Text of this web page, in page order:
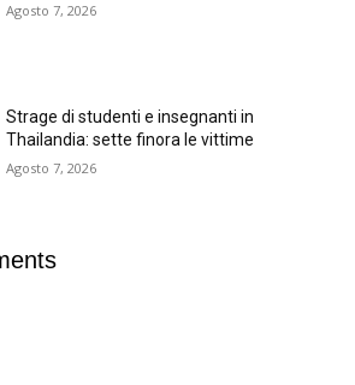
Agosto 7, 2026
Strage di studenti e insegnanti in
Thailandia: sette finora le vittime
Agosto 7, 2026